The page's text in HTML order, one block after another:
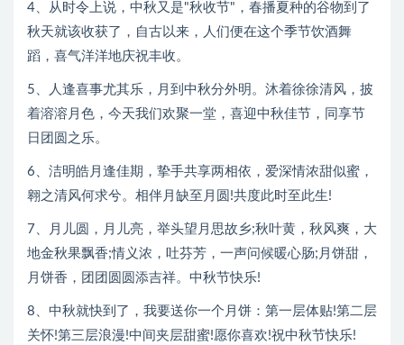
4、从时令上说，中秋又是"秋收节"，春播夏种的谷物到了
秋天就该收获了，自古以来，人们便在这个季节饮酒舞
蹈，喜气洋洋地庆祝丰收。
5、人逢喜事尤其乐，月到中秋分外明。沐着徐徐清风，披
着溶溶月色，今天我们欢聚一堂，喜迎中秋佳节，同享节
日团圆之乐。
6、洁明皓月逢佳期，挚手共享两相依，爱深情浓甜似蜜，
翱之清风何求兮。相伴月缺至月圆!共度此时至此生!
7、月儿圆，月儿亮，举头望月思故乡;秋叶黄，秋风爽，大
地金秋果飘香;情义浓，吐芬芳，一声问候暖心肠;月饼甜，
月饼香，团团圆圆添吉祥。中秋节快乐!
8、中秋就快到了，我要送你一个月饼：第一层体贴!第二层
关怀!第三层浪漫!中间夹层甜蜜!愿你喜欢!祝中秋节快乐!